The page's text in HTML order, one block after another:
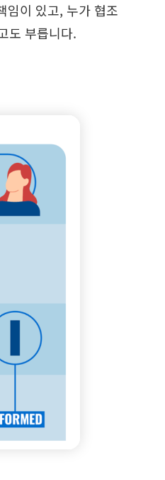
임이 있고, 누가 협조
도 부릅니다.